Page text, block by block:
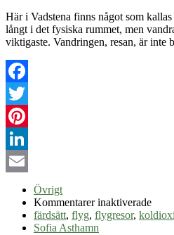
Här i Vadstena finns något som kallas
långt i det fysiska rummet, men
viktigaste. Vandringen, resan, är inte
Facebook
Twitter
Pinterest
LinkedIn
Övrigt
Kommentarer inaktiveradeför
Att
färdsätt, flyg, flygresor,
Sofia Asthamn